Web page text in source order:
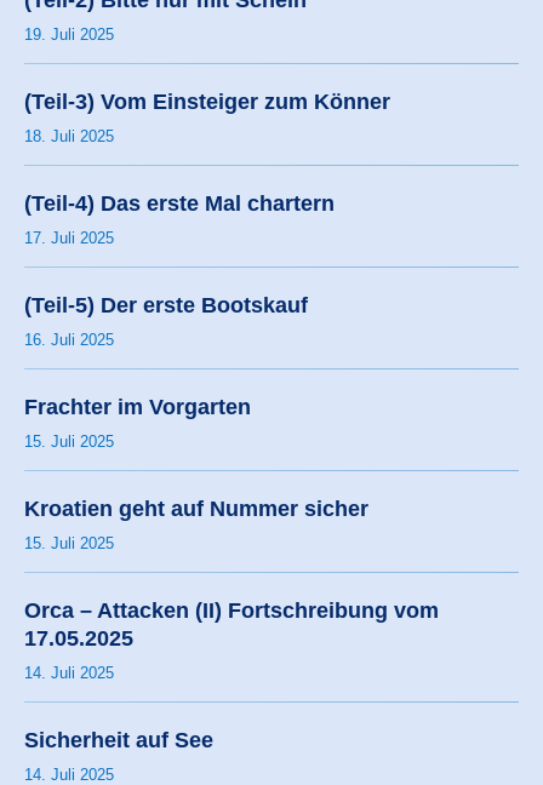
19. Juli 2025
(Teil-3) Vom Einsteiger zum Könner
18. Juli 2025
(Teil-4) Das erste Mal chartern
17. Juli 2025
(Teil-5) Der erste Bootskauf
16. Juli 2025
Frachter im Vorgarten
15. Juli 2025
Kroatien geht auf Nummer sicher
15. Juli 2025
Orca – Attacken (II) Fortschreibung vom
17.05.2025
14. Juli 2025
Sicherheit auf See
14. Juli 2025